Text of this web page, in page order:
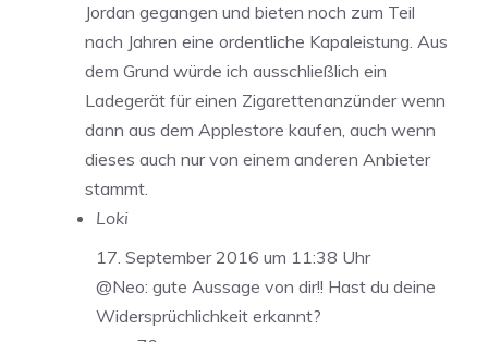
Jordan gegangen und bieten noch zum Teil
nach Jahren eine ordentliche Kapaleistung. Aus
dem Grund würde ich ausschließlich ein
Ladegerät für einen Zigarettenanzünder wenn
dann aus dem Applestore kaufen, auch wenn
dieses auch nur von einem anderen Anbieter
stammt.
Loki
17. September 2016 um 11:38 Uhr
@Neo: gute Aussage von dir!! Hast du deine
Widersprüchlichkeit erkannt?